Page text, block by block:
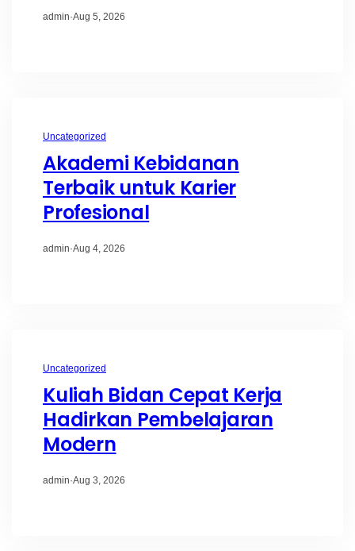
admin·Aug 5, 2026
Uncategorized
Akademi Kebidanan
Terbaik untuk Karier
Profesional
admin·Aug 4, 2026
Uncategorized
Kuliah Bidan Cepat Kerja
Hadirkan Pembelajaran
Modern
admin·Aug 3, 2026